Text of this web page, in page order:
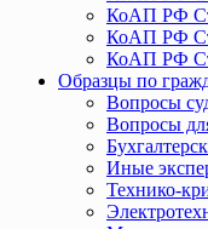
КоАП РФ
КоАП РФ
КоАП РФ
Образцы по
Вопросы
Вопросы
Иные
Технико-